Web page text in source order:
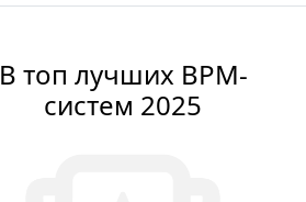
В топ лучших BPM-
систем 2025